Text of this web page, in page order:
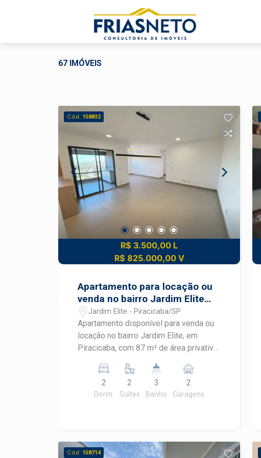
67 IMÓVEIS
Cód. 158832
R$ 3.500,00 L
R$ 825.000,00 V
Apartamento para locação ou
venda no bairro Jardim Elite
em Piracicaba
Jardim Elite - Piracicaba/SP
Apartamento disponível para venda ou
locação no bairro Jardim Elite, em
Piracicaba, com 87 m² de área privativa
ambientes. Localizado no último andar,
o imóvel oferece mais privacidade,
vista privilegiada e a agradável
de Piracicaba. CARACTERÍSTICAS DO
2
Dorm.
2
Suítes
3
Banho
2
Garagens
Cód. 158714